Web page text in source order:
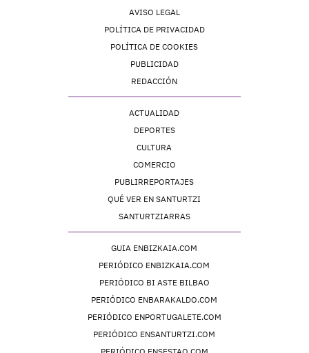
AVISO LEGAL
POLÍTICA DE PRIVACIDAD
POLÍTICA DE COOKIES
PUBLICIDAD
REDACCIÓN
ACTUALIDAD
DEPORTES
CULTURA
COMERCIO
PUBLIRREPORTAJES
QUÉ VER EN SANTURTZI
SANTURTZIARRAS
GUIA ENBIZKAIA.COM
PERIÓDICO ENBIZKAIA.COM
PERIÓDICO BI ASTE BILBAO
PERIÓDICO ENBARAKALDO.COM
PERIÓDICO ENPORTUGALETE.COM
PERIÓDICO ENSANTURTZI.COM